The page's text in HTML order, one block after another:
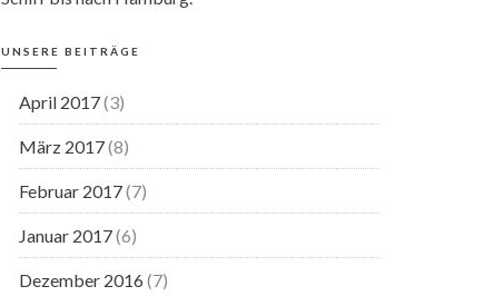
UNSERE BEITRÄGE
April 2017(3)
März 2017(8)
Februar 2017(7)
Januar 2017(6)
Dezember 2016 (7)